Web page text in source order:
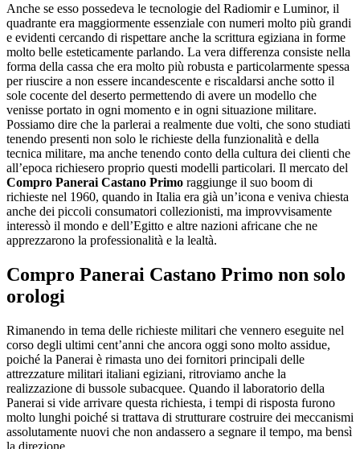
Anche se esso possedeva le tecnologie del Radiomir e Luminor, il
quadrante era maggiormente essenziale con numeri molto più grandi
e evidenti cercando di rispettare anche la scrittura egiziana in forme
molto belle esteticamente parlando. La vera differenza consiste nella
forma della cassa che era molto più robusta e particolarmente spessa
per riuscire a non essere incandescente e riscaldarsi anche sotto il
sole cocente del deserto permettendo di avere un modello che
venisse portato in ogni momento e in ogni situazione militare.
Possiamo dire che la parlerai a realmente due volti, che sono studiati
tenendo presenti non solo le richieste della funzionalità e della
tecnica militare, ma anche tenendo conto della cultura dei clienti che
all’epoca richiesero proprio questi modelli particolari. Il mercato del
Compro Panerai Castano Primo raggiunge il suo boom di
richieste nel 1960, quando in Italia era già un’icona e veniva chiesta
anche dei piccoli consumatori collezionisti, ma improvvisamente
interessò il mondo e dell’Egitto e altre nazioni africane che ne
apprezzarono la professionalità e la lealtà.
Compro Panerai Castano Primo non solo
orologi
Rimanendo in tema delle richieste militari che vennero eseguite nel
corso degli ultimi cent’anni che ancora oggi sono molto assidue,
poiché la Panerai è rimasta uno dei fornitori principali delle
attrezzature militari italiani egiziani, ritroviamo anche la
realizzazione di bussole subacquee. Quando il laboratorio della
Panerai si vide arrivare questa richiesta, i tempi di risposta furono
molto lunghi poiché si trattava di strutturare costruire dei meccanismi
assolutamente nuovi che non andassero a segnare il tempo, ma bensì
la direzione.